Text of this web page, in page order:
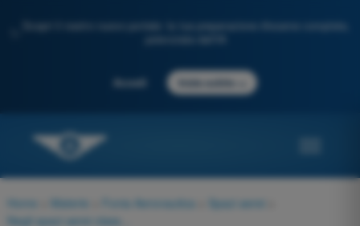
Scopri il nostro nuovo portale: la tua preparazione d'esame completa,
Accedi Inizia subito
Home Materie Fonia Aeronautica Spazi aerei